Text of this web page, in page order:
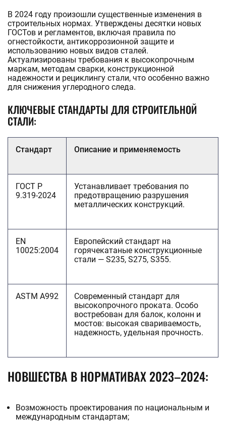
В 2024 году произошли существенные изменения в
строительных нормах. Утверждены десятки новых
ГОСТов и регламентов, включая правила по
огнестойкости, антикоррозионной защите и
использованию новых видов сталей.
Актуализированы требования к высокопрочным
маркам, методам сварки, конструкционной
надежности и рециклингу стали, что особенно важно
для снижения углеродного следа.
КЛЮЧЕВЫЕ СТАНДАРТЫ ДЛЯ СТРОИТЕЛЬНОЙ
СТАЛИ:
Стандарт Описание и применяемость
ГОСТ Р
9.319-2024
Устанавливает требования по
предотвращению разрушения
металлических конструкций.
EN
10025:2004
Европейский стандарт на
горячекатаные конструкционные
стали — S235, S275, S355.
ASTM A992
Современный стандарт для
высокопрочного проката. Особо
востребован для балок, колонн и
мостов: высокая свариваемость,
надежность, удельная прочность.
НОВШЕСТВА В НОРМАТИВАХ 2023–2024:
Возможность проектирования по национальным и
международным стандартам;